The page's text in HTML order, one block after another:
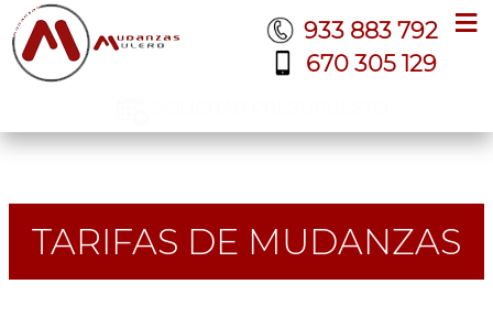
933 883 792
670 305 129
≡
TARIFAS DE MUDANZAS